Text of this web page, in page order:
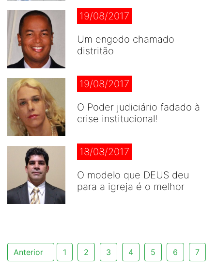
19/08/2017
Um engodo chamado
distritão
19/08/2017
O Poder judiciário fadado à
crise institucional!
18/08/2017
O modelo que DEUS deu
para a igreja é o melhor
Anterior 1 2 3 4 5 6 7